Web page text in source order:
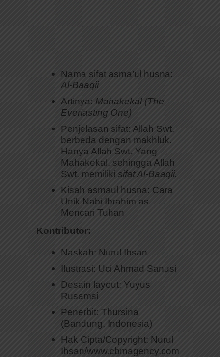
Nama sifat asma’ul husna:
Al-Baaqii
Artinya: Mahakekal (The
Everlasting One)
Penjelasan sifat: Allah Swt.
berbeda dengan makhluk.
Hanya Allah Swt. Yang
Mahakekal, sehingga Allah
Swt. memiliki sifat Al-Baaqii.
Kisah asmaul husna: Cara
Unik Nabi Ibrahim as.
Mencari Tuhan
Kontributor:
Naskah: Nurul Ihsan
Ilustrasi: Uci Ahmad Sanusi
Desain layout: Yuyus
Rusamsi
Penerbit: Thursina
(Bandung, Indonesia)
Hak Cipta/Copyright: Nurul
Ihsan/www.cbmagency.com